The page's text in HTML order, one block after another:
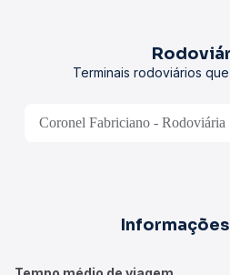
Terminais rodoviários
Coronel Fabriciano - Rodoviária